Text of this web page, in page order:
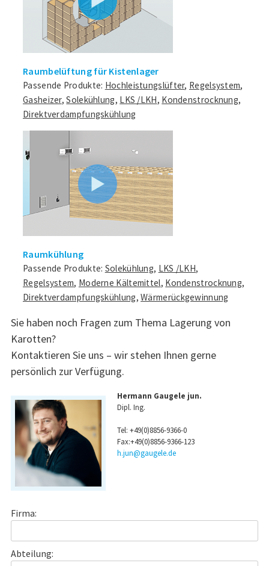
Raumbelüftung für Kistenlager
Passende Produkte: Hochleistungslüfter, Regelsystem,
Gasheizer,Solekühlung, LKS /LKH, Kondenstrocknung,
Direktverdampfungskühlung
Raumkühlung
Passende Produkte: Solekühlung, LKS /LKH,
Regelsystem, Moderne Kältemittel, Kondenstrocknung,
Direktverdampfungskühlung,Wärmerückgewinnung
Sie haben noch Fragen zum Thema Lagerung von
Karotten?
Kontaktieren Sie uns – wir stehen Ihnen gerne
persönlich zur Verfügung.
Hermann Gaugele jun.
Dipl. Ing.
Tel: +49(0)8856-9366-0
Fax:+49(0)8856-9366-123
h.jun@gaugele.de
Firma:
Abteilung: